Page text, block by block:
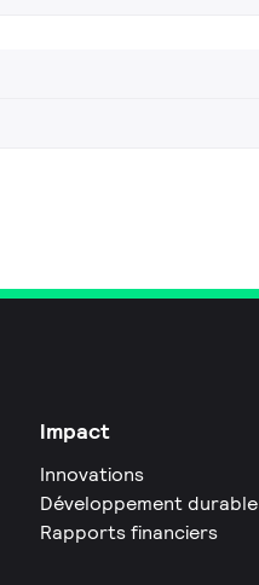
Impact
Innovations
Développement durable
Rapports financiers